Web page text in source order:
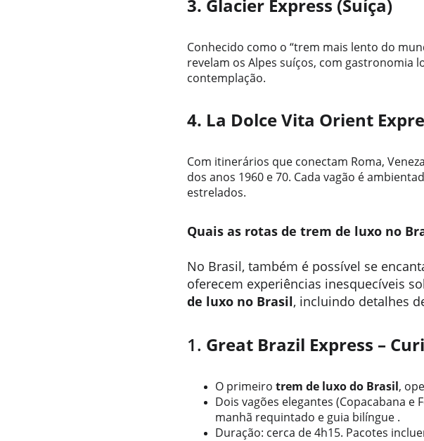
3. Glacier Express (Suíça)
Conhecido como o “trem mais lento do
revelam os Alpes suíços, com gastronomia
contemplação.
4. La Dolce Vita Orient
Com itinerários que conectam Roma,
dos anos 1960 e 70. Cada vagão é
estrelados.
Quais as rotas de trem de luxo no
No Brasil, também é possível se
oferecem experiências inesquecíveis
de luxo no Brasil, incluindo detalhes
1. Great Brazil Express –
O primeiro trem de luxo do Brasil,
Dois vagões elegantes (Copacabana
manhã requintado e guia bilíngue .
Duração: cerca de 4h15. Pacotes